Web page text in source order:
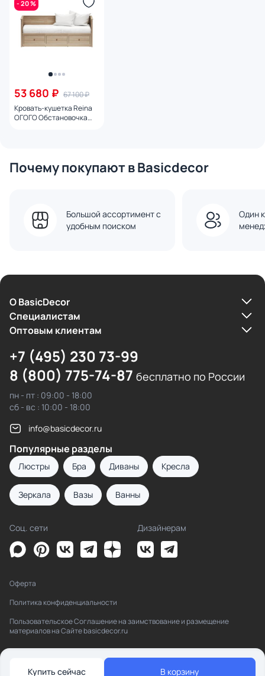
- 20 %
53 680 ₽ 67 100 ₽
Кровать-кушетка Reina
ОГОГО Обстановочка
Почему покупают в Basicdecor
Большой ассортимент с
удобным поиском
Один
Купить сейчас В корзину
О BasicDecor
Cпециалистам
Оптовым клиентам
+7 (495) 230 73-99
8 (800) 775-74-87 бесплатно по России
пн - пт : 09:00 - 18:00
сб - вс : 10:00 - 18:00
info@basicdecor.ru
Популярные разделы
Люстры Бра Диваны Кресла
Зеркала Вазы Ванны
Соц. сети Дизайнерам
Оферта
Политика конфиденциальности
Пользовательское Соглашение на заимствование и размещение
материалов на Сайте basicdecor.ru